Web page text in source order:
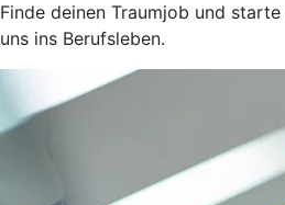
Finde deinen Traumjob und
uns ins Berufsleben.